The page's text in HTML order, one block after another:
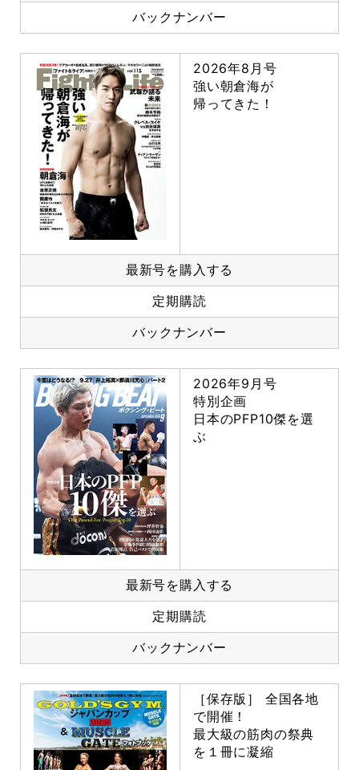
バックナンバー
2026年8月号
強い朝倉海が
帰ってきた！
最新号を購入する
定期購読
バックナンバー
2026年9月号
特別企画
日本のPFP10傑を選
ぶ
最新号を購入する
定期購読
バックナンバー
［保存版］ 全国各地
で開催！
最大級の筋肉の祭典
を１冊に凝縮